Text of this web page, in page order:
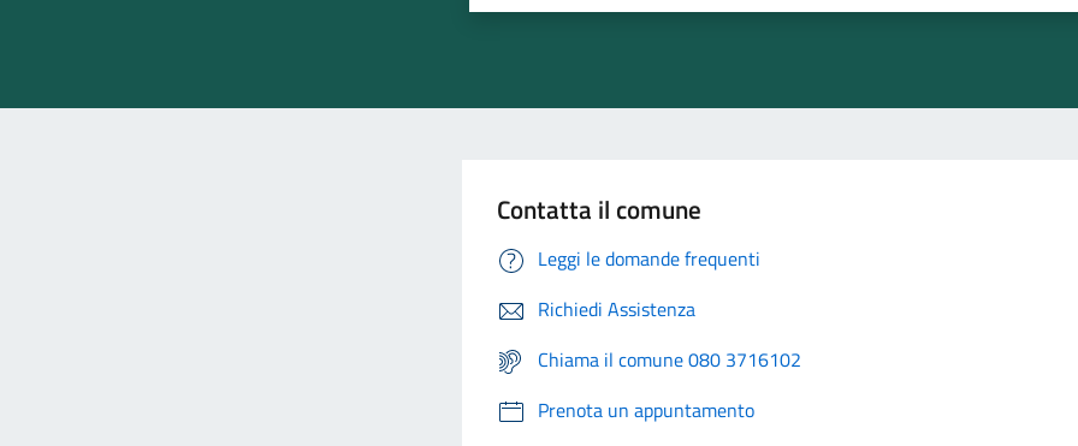
Contatta il comune
Leggi le domande frequenti
Richiedi Assistenza
Chiama il comune 080 3716102
Prenota un appuntamento